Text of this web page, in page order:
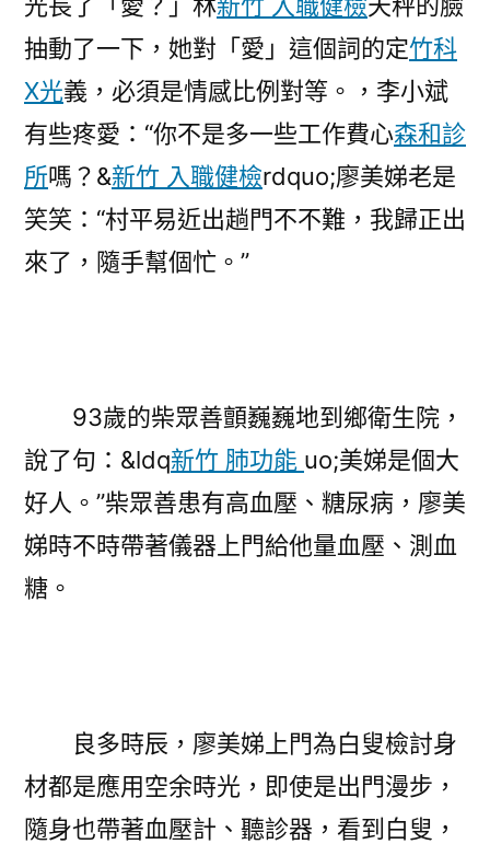
抽動了一下，她對「愛」這個詞的定竹科
X光義，必須是情感比例對等。，李小斌
有些疼愛：“你不是多一些工作費心森和診
所嗎？&新竹 入職健檢rdquo;廖美娣老是
笑笑：“村平易近出趟門不不難，我歸正出
來了，隨手幫個忙。”
93歲的柴眾善顫巍巍地到鄉衛生院，
說了句：&ldq新竹 肺功能 uo;美娣是個大
好人。”柴眾善患有高血壓、糖尿病，廖美
娣時不時帶著儀器上門給他量血壓、測血
糖。
良多時辰，廖美娣上門為白叟檢討身
材都是應用空余時光，即使是出門漫步，
隨身也帶著血壓計、聽診器，看到白叟，